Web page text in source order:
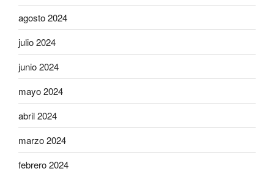
agosto 2024
julio 2024
junio 2024
mayo 2024
abril 2024
marzo 2024
febrero 2024